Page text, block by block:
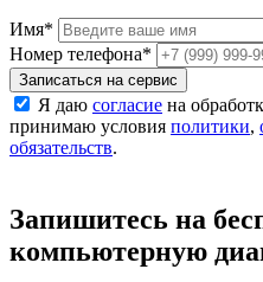
Имя*
Номер телефона*
Записаться на сервис
Я даю согласие на
принимаю условия политики,
обязательств.
Запишитесь на
компьютерную